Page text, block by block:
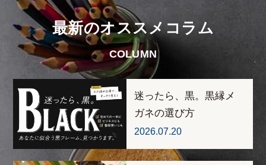
最新のオススメコラム
COLUMN
迷ったら、黒。黒縁メ
ガネの選び方
2026.07.20